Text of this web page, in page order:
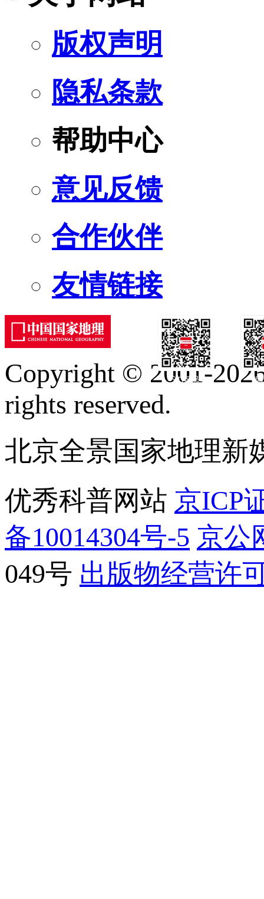
版权声明
隐私条款
帮助中心
意见反馈
合作伙伴
友情链接
订阅号
Copyright © 2001-
rights reserved.
北京全景国家地理新
优秀科普网站 京ICP
备10014304号-5 京公
049号 出版物经营许